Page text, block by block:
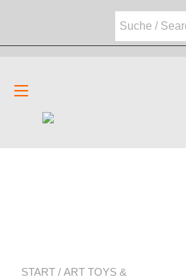
Navigation
umschalten
START / ART TOYS &